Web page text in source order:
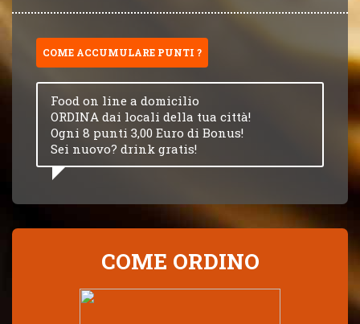
COME ACCUMULARE PUNTI ?
Food on line a domicilio
ORDINA dai locali della tua città!
Ogni 8 punti 3,00 Euro di Bonus!
Sei nuovo? drink gratis!
COME ORDINO